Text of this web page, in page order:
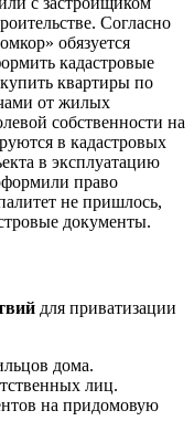
Согласно
обязуется
кадастровые
квартиры по
от жилых
собственности на
в кадастровых
в эксплуатацию
право
не пришлось,
документы.
для приватизации
дома.
лиц.
на придомовую